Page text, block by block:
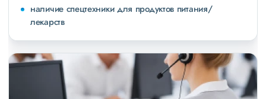
наличие спецтехники для продуктов питания/
лекарств